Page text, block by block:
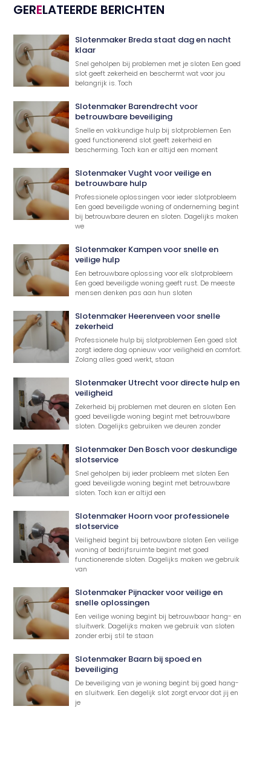
GERELATEERDE BERICHTEN
Slotenmaker Breda staat dag en nacht
klaar
Snel geholpen bij problemen met je sloten Een goed
slot geeft zekerheid en beschermt wat voor jou
belangrijk is. Toch
Slotenmaker Barendrecht voor
betrouwbare beveiliging
Snelle en vakkundige hulp bij slotproblemen Een
goed functionerend slot geeft zekerheid en
bescherming. Toch kan er altijd een moment
Slotenmaker Vught voor veilige en
betrouwbare hulp
Professionele oplossingen voor ieder slotprobleem
Een goed beveiligde woning of onderneming begint
bij betrouwbare deuren en sloten. Dagelijks maken
we
Slotenmaker Kampen voor snelle en
veilige hulp
Een betrouwbare oplossing voor elk slotprobleem
Een goed beveiligde woning geeft rust. De meeste
mensen denken pas aan hun sloten
Slotenmaker Heerenveen voor snelle
zekerheid
Professionele hulp bij slotproblemen Een goed slot
zorgt iedere dag opnieuw voor veiligheid en comfort.
Zolang alles goed werkt, staan
Slotenmaker Utrecht voor directe hulp en
veiligheid
Zekerheid bij problemen met deuren en sloten Een
goed beveiligde woning begint met betrouwbare
sloten. Dagelijks gebruiken we deuren zonder
Slotenmaker Den Bosch voor deskundige
slotservice
Snel geholpen bij ieder probleem met sloten Een
goed beveiligde woning begint met betrouwbare
sloten. Toch kan er altijd een
Slotenmaker Hoorn voor professionele
slotservice
Veiligheid begint bij betrouwbare sloten Een veilige
woning of bedrijfsruimte begint met goed
functionerende sloten. Dagelijks maken we gebruik
van
Slotenmaker Pijnacker voor veilige en
snelle oplossingen
Een veilige woning begint bij betrouwbaar hang- en
sluitwerk. Dagelijks maken we gebruik van sloten
zonder erbij stil te staan
Slotenmaker Baarn bij spoed en
beveiliging
De beveiliging van je woning begint bij goed hang-
en sluitwerk. Een degelijk slot zorgt ervoor dat jij en
je